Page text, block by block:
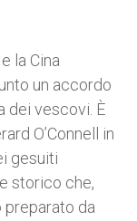
la Cina
un accordo
dei vescovi. È
O’Connell in
gesuiti
storico che,
da